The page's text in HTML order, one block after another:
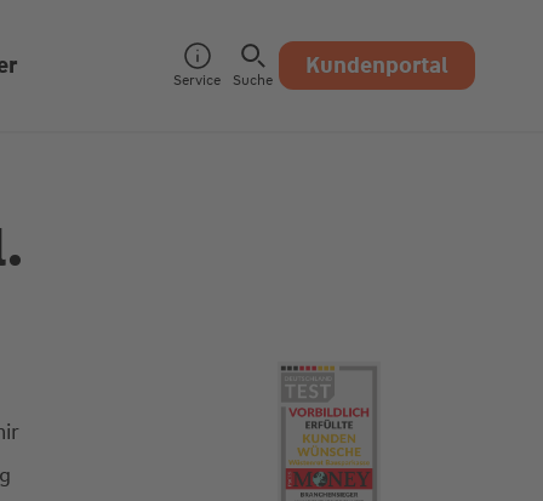
Service Suche Kundenportal